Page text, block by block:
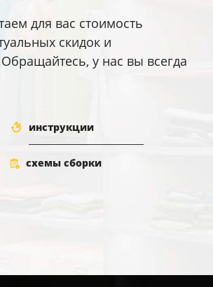
для вас стоимость
скидок и
у нас вы всегда
инструкции
схемы сборки